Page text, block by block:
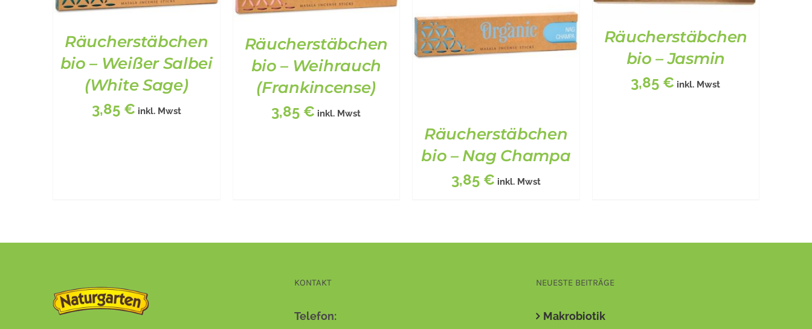
BESCHREIBUNG / DETAILS
Räucherstäbchen
bio – Weißer Salbei
(White Sage)
3,85 € inkl. Mwst
BESCHREIBUNG / DETAILS
Räucherstäbchen
bio – Weihrauch
(Frankincense)
3,85 € inkl. Mwst
Räucherstäbchen
bio – Nag Champa
3,85 € inkl. Mwst
BESCHREIBUNG / DETAILS
Räucherstäbchen
bio – Jasmin
3,85 € inkl. Mwst
KONTAKT
Telefon:
NEUESTE BEITRÄGE
Makrobiotik